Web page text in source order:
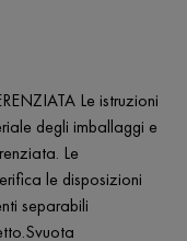
Le istruzioni
degli imballaggi e
Le
le disposizioni
separabili